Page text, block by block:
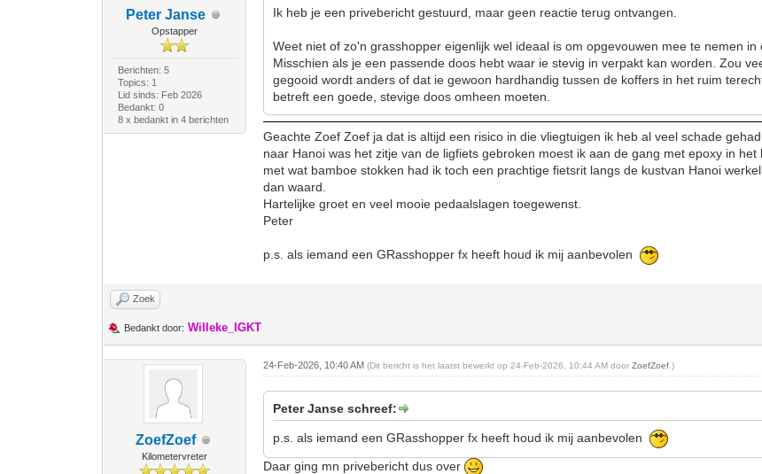
Peter Janse
Opstapper
Berichten: 5
Topics: 1
Lid sinds: Feb 2026
Bedankt: 0
8 x bedankt in 4 berichten
Ik heb je een privebericht gestuurd, maar geen reactie terug ontvangen.
Weet niet of zo'n grasshopper eigenlijk wel ideaal is om opgevouwen mee te nemen in
Misschien als je een passende doos hebt waar ie stevig in verpakt kan worden. Zou
gegooid wordt anders of dat ie gewoon hardhandig tussen de koffers in het ruim
betreft een goede, stevige doos omheen moeten.
Geachte Zoef Zoef ja dat is altijd een risico in die vliegtuigen ik heb al veel schade
naar Hanoi was het zitje van de ligfiets gebroken moest ik aan de gang met epoxy in
met wat bamboe stokken had ik toch een prachtige fietsrit langs de kustvan Hanoi
dan waard.
Hartelijke groet en veel mooie pedaalslagen toegewenst.
Peter
p.s. als iemand een GRasshopper fx heeft houd ik mij aanbevolen
Zoek
Bedankt door: Willeke_IGKT
ZoefZoef
Kilometervreter
24-Feb-2026, 10:40 AM(Dit bericht is het laatst bewerkt op 24-Feb-2026, 10:44 AM doorZoefZoef .)
Peter Janse schreef:
p.s. als iemand een GRasshopper fx heeft houd ik mij aanbevolen
Daar ging mn privebericht dus over